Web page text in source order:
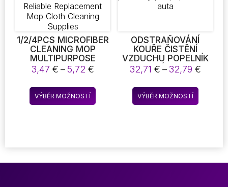
1/2/4PCS MICROFIBER
CLEANING MOP
MULTIPURPOSE
FLOOR WOODFLOOR
REPLACEMENT PAD
COMPATIBLE WITH
SWEEPER FLAT FLOOR
MOP CLOTH
SUPPLIES
3,47 € – 5,72 €Rozpětí
3,47 €
až
VÝBĚR MOŽNOSTÍ
Tento
produkt
Možnosti
ODSTRAŇOVÁNÍ
KOUŘE ČISTĚNÍ
VZDUCHU POPELNÍK
BEZ ZÁPACHU
INTERIÉR ČIŠTĚNÍ
ANIONTŮ PRAKTICKÝ
AUTOMATICKÝ ČISTIČ
POPELNÍKU
32,71 € –32,79 €
VÝBĚR MOŽNOSTÍ
Tento
produkt